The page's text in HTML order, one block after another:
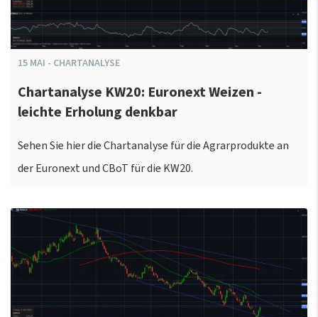
15 MAI - CHARTANALYSE
Chartanalyse KW20: Euronext Weizen -
leichte Erholung denkbar
Sehen Sie hier die Chartanalyse für die Agrarprodukte an
der Euronext und CBoT für die KW20.